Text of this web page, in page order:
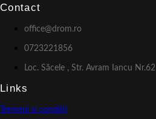
Contact
office@drom.ro
0723221856
Loc. Săcele , Str. Avram Iancu Nr.62
Links
Termeni si conditii